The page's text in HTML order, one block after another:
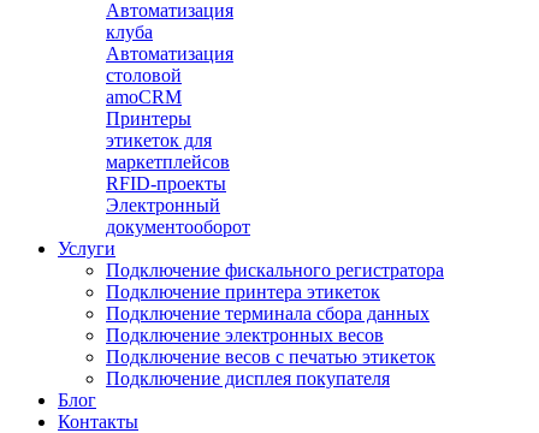
Автоматизация
клуба
Автоматизация
столовой
amoCRM
Принтеры
этикеток для
маркетплейсов
RFID-проекты
Электронный
документооборот
Услуги
Подключение фискального регистратора
Подключение принтера этикеток
Подключение терминала сбора данных
Подключение электронных весов
Подключение весов с печатью этикеток
Подключение дисплея покупателя
Блог
Контакты